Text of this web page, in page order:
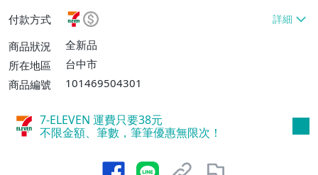
EVEN取貨不付款【單件運費$38】、宅配/
貨運【單件運費$60、消費滿$1000免運
費】、郵局掛號【單件運費$31、滿10件或
消費滿$700免運費】、低溫配送【單件運
付款方式
商品狀況
全新品
所在地區
台中市
商品編號
101469504301
7-ELEVEN 運費只要38元
不限金額、筆數，筆筆優惠無限次！